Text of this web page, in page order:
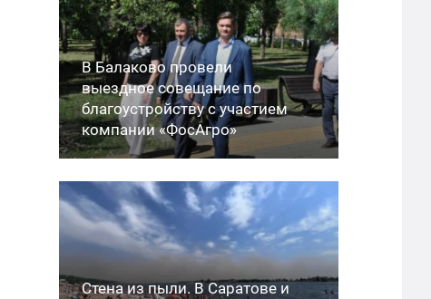
В Балаково провели
выездное совещание по
благоустройству с участием
компании «ФосАгро»
Стена из пыли. В Саратове и